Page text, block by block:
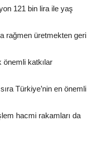
121 bin lira ile yaş
rağmen üretmekten geri
katkılar
Türkiye’nin en önemli
hacmi rakamları da